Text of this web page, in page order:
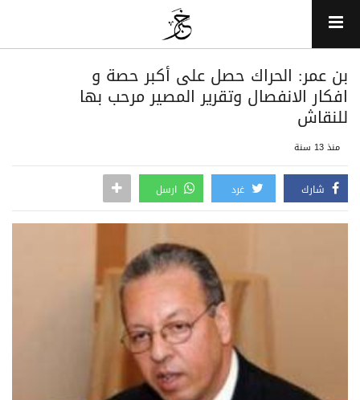
بن عمر: الحراك حصل على أكبر حصة و
افكار الانفصال وتقرير المصير مرحب بها
للنقاش
منذ 13 سنة
شارك غرد ارسل